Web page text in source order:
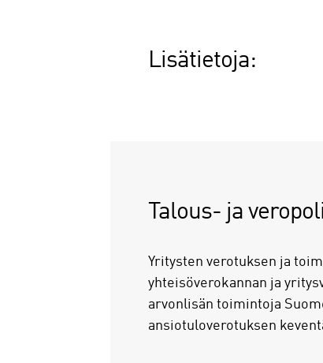
Lisätietoja:
Talous- ja
Yritysten verotuksen ja
yhteisöverokannan ja
arvonlisän toimintoja
ansiotuloverotuksen